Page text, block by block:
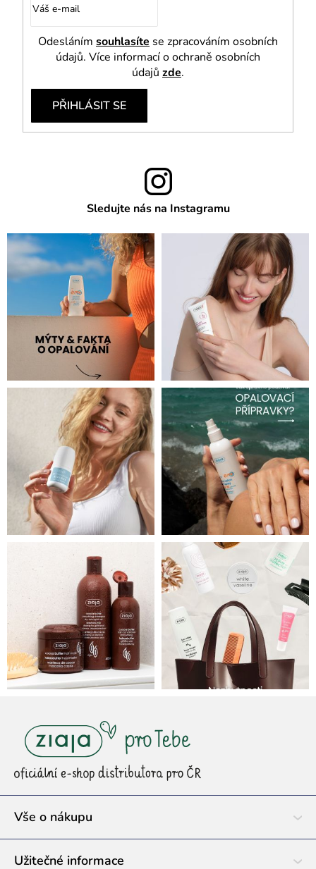
Odesláním souhlasíte se zpracováním osobních
údajů. Více informací o ochraně osobních
údajů zde.
PŘIHLÁSIT SE
Sledujte nás na Instagramu
t
Vše o nákupu
Užitečné informace